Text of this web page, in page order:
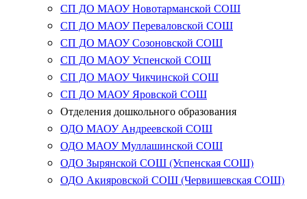
СП ДО МАОУ Новотарманской СОШ
СП ДО МАОУ Переваловской СОШ
СП ДО МАОУ Созоновской СОШ
СП ДО МАОУ Успенской СОШ
СП ДО МАОУ Чикчинской СОШ
СП ДО МАОУ Яровской СОШ
Отделения дошкольного образования
ОДО МАОУ Андреевской СОШ
ОДО МАОУ Муллашинской СОШ
ОДО Зырянской СОШ (Успенская СОШ)
ОДО Акияровской СОШ (Червишевская СОШ)